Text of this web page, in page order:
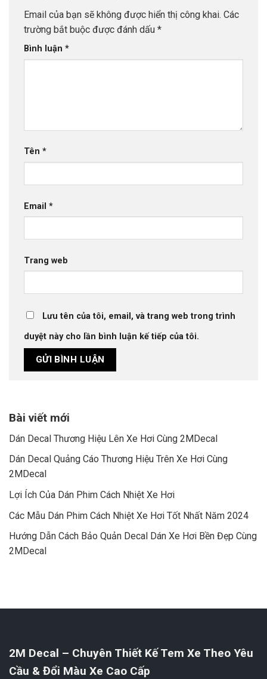
Email của bạn sẽ không được hiển thị công khai. Các
trường bắt buộc được đánh dấu *
Bình luận *
Tên *
Email *
Trang web
Lưu tên của tôi, email, và trang web trong trình
duyệt này cho lần bình luận kế tiếp của tôi.
Bài viết mới
Dán Decal Thương Hiệu Lên Xe Hơi Cùng 2MDecal
Dán Decal Quảng Cáo Thương Hiệu Trên Xe Hơi Cùng
2MDecal
Lợi Ích Của Dán Phim Cách Nhiệt Xe Hơi
Các Mẫu Dán Phim Cách Nhiệt Xe Hơi Tốt Nhất Năm 2024
Hướng Dẫn Cách Bảo Quản Decal Dán Xe Hơi Bền Đẹp Cùng
2MDecal
2M Decal – Chuyên Thiết Kế Tem Xe Theo Yêu
Cầu & Đổi Màu Xe Cao Cấp